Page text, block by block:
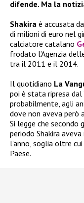
difende. Ma la
Shakira è accusata
di milioni di euro nel
calciatore catalano
frodato l’Agenzia
tra il 2011 e il 2014.
Il quotidiano La
poi è stata ripresa dal
probabilmente, agli
dove non aveva però
Si legge che secondo
periodo Shakira
l’anno, soglia oltre
Paese.